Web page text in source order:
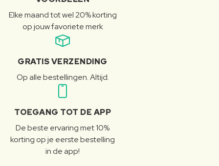
Elke maand tot wel 20% korting
op jouw favoriete merk
GRATIS VERZENDING
Op alle bestellingen. Altijd.
TOEGANG TOT DE APP
De beste ervaring met 10%
korting op je eerste bestelling
in de app!